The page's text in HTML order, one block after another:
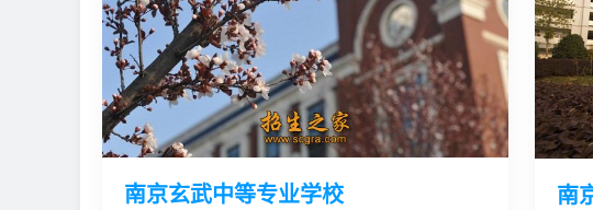
南京玄武中等专业学校 南